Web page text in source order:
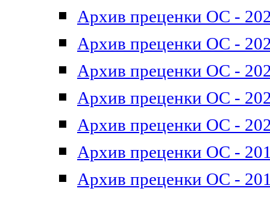
Архив преценки ОС -
Архив преценки ОС -
Архив преценки ОС -
Архив преценки ОС -
Архив преценки ОС -
Архив преценки ОС -
Архив преценки ОС -